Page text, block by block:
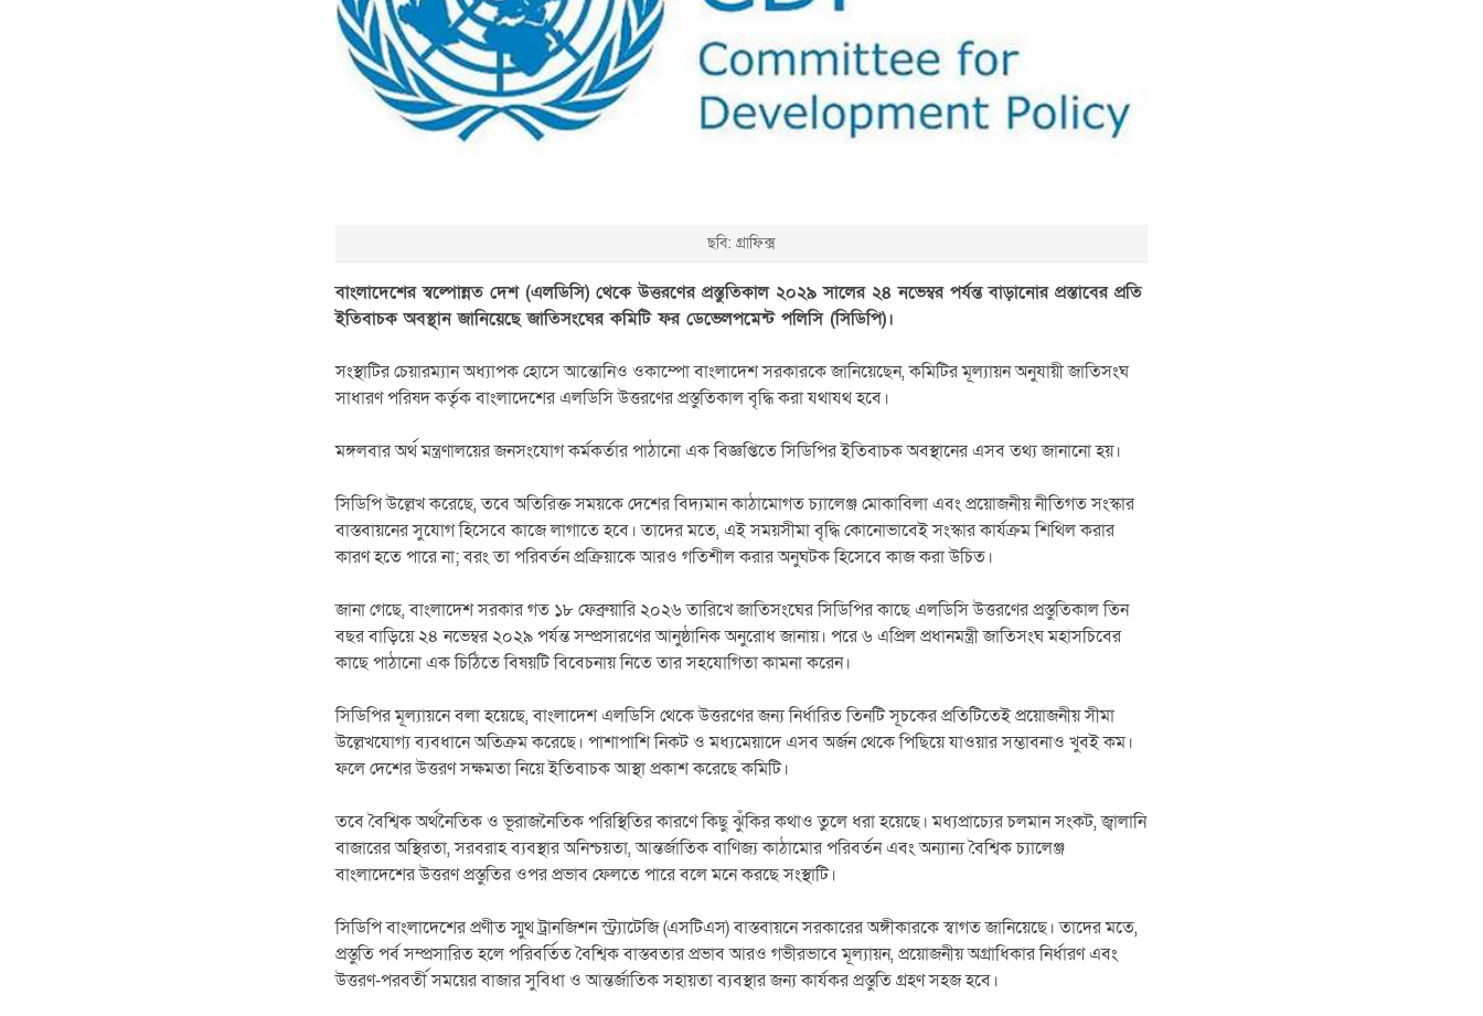
ছবি: গ্রাফিক্স
বাংলাদেশের স্বল্পোন্নত দেশ (এলডিসি) থেকে উত্তরণের প্রস্তুতিকাল ২০২৯ সালের ২৪ নভেম্বর পর্যন্ত বাড়ানোর প্রস্তাবের প্রতি
ইতিবাচক অবস্থান জানিয়েছে জাতিসংঘের কমিটি ফর ডেভেলপমেন্ট পলিসি (সিডিপি)।
সংস্থাটির চেয়ারম্যান অধ্যাপক হোসে আন্তোনিও ওকাম্পো বাংলাদেশ সরকারকে জানিয়েছেন, কমিটির মূল্যায়ন অনুযায়ী জাতিসংঘ
সাধারণ পরিষদ কর্তৃক বাংলাদেশের এলডিসি উত্তরণের প্রস্তুতিকাল বৃদ্ধি করা যথাযথ হবে।
মঙ্গলবার অর্থ মন্ত্রণালয়ের জনসংযোগ কর্মকর্তার পাঠানো এক বিজ্ঞপ্তিতে সিডিপির ইতিবাচক অবস্থানের এসব তথ্য জানানো হয়।
সিডিপি উল্লেখ করেছে, তবে অতিরিক্ত সময়কে দেশের বিদ্যমান কাঠামোগত চ্যালেঞ্জ মোকাবিলা এবং প্রয়োজনীয় নীতিগত সংস্কার
বাস্তবায়নের সুযোগ হিসেবে কাজে লাগাতে হবে। তাদের মতে, এই সময়সীমা বৃদ্ধি কোনোভাবেই সংস্কার কার্যক্রম শিথিল করার
কারণ হতে পারে না; বরং তা পরিবর্তন প্রক্রিয়াকে আরও গতিশীল করার অনুঘটক হিসেবে কাজ করা উচিত।
জানা গেছে, বাংলাদেশ সরকার গত ১৮ ফেব্রুয়ারি ২০২৬ তারিখে জাতিসংঘের সিডিপির কাছে এলডিসি উত্তরণের প্রস্তুতিকাল তিন
বছর বাড়িয়ে ২৪ নভেম্বর ২০২৯ পর্যন্ত সম্প্রসারণের আনুষ্ঠানিক অনুরোধ জানায়। পরে ৬ এপ্রিল প্রধানমন্ত্রী জাতিসংঘ মহাসচিবের
কাছে পাঠানো এক চিঠিতে বিষয়টি বিবেচনায় নিতে তার সহযোগিতা কামনা করেন।
সিডিপির মূল্যায়নে বলা হয়েছে, বাংলাদেশ এলডিসি থেকে উত্তরণের জন্য নির্ধারিত তিনটি সূচকের প্রতিটিতেই প্রয়োজনীয় সীমা
উল্লেখযোগ্য ব্যবধানে অতিক্রম করেছে। পাশাপাশি নিকট ও মধ্যমেয়াদে এসব অর্জন থেকে পিছিয়ে যাওয়ার সম্ভাবনাও খুবই কম।
ফলে দেশের উত্তরণ সক্ষমতা নিয়ে ইতিবাচক আস্থা প্রকাশ করেছে কমিটি।
তবে বৈশ্বিক অর্থনৈতিক ও ভূরাজনৈতিক পরিস্থিতির কারণে কিছু ঝুঁকির কথাও তুলে ধরা হয়েছে। মধ্যপ্রাচ্যের চলমান সংকট, জ্বালানি
বাজারের অস্থিরতা, সরবরাহ ব্যবস্থার অনিশ্চয়তা, আন্তর্জাতিক বাণিজ্য কাঠামোর পরিবর্তন এবং অন্যান্য বৈশ্বিক চ্যালেঞ্জ
বাংলাদেশের উত্তরণ প্রস্তুতির ওপর প্রভাব ফেলতে পারে বলে মনে করছে সংস্থাটি।
সিডিপি বাংলাদেশের প্রণীত স্মুথ ট্রানজিশন স্ট্র্যাটেজি (এসটিএস) বাস্তবায়নে সরকারের অঙ্গীকারকে স্বাগত জানিয়েছে। তাদের মতে,
প্রস্তুতি পর্ব সম্প্রসারিত হলে পরিবর্তিত বৈশ্বিক বাস্তবতার প্রভাব আরও গভীরভাবে মূল্যায়ন, প্রয়োজনীয় অগ্রাধিকার নির্ধারণ এবং
উত্তরণ-পরবর্তী সময়ের বাজার সুবিধা ও আন্তর্জাতিক সহায়তা ব্যবস্থার জন্য কার্যকর প্রস্তুতি গ্রহণ সহজ হবে।